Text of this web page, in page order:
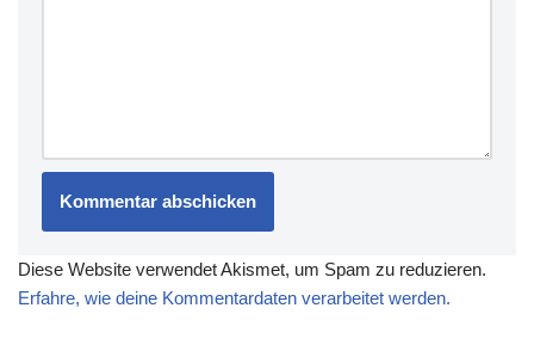
Diese Website verwendet Akismet, um Spam zu reduzieren.
Erfahre, wie deine Kommentardaten verarbeitet werden.